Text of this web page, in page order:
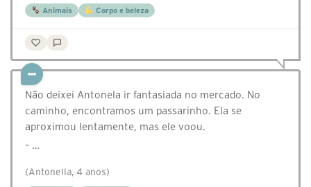
Animais Corpo e beleza
Não deixei Antonela ir fantasiada no mercado. No
caminho, encontramos um passarinho. Ela se
aproximou lentamente, mas ele voou.
– …
(Antonella, 4 anos)